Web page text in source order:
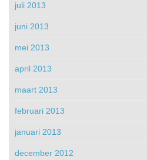
juli 2013
juni 2013
mei 2013
april 2013
maart 2013
februari 2013
januari 2013
december 2012